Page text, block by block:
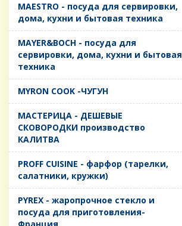
MAESTRO - посуда для сервировки,
дома, кухни и бытовая техника
MAYER&BOCH - посуда для
сервировки, дома, кухни и бытовая
техника
MYRON COOK -ЧУГУН
MАСТЕРИЦА - ДЕШЕВЫЕ
СКОВОРОДКИ производство
КАЛИТВА
PROFF CUISINE - фарфор (тарелки,
салатники, кружки)
PYREX - жаропрочное стекло и
посуда для приготовления-